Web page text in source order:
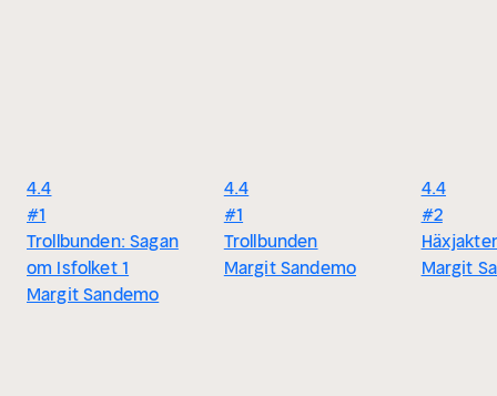
4.4
#1
Trollbunden: Sagan
om Isfolket 1
Margit Sandemo
4.4
#1
Trollbunden
Margit Sandemo
4.4
#2
Margit